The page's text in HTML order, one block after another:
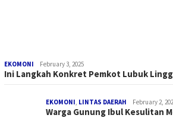
EKOMONI February 3, 2025
Ini Langkah Konkret Pemkot Lubuk
EKOMONI LINTAS DAERAH February 2,
Warga Gunung Ibul Kesulitan